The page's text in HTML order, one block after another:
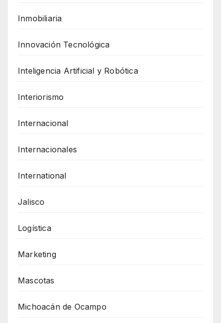
Inmobiliaria
Innovación Tecnológica
Inteligencia Artificial y Robótica
Interiorismo
Internacional
Internacionales
International
Jalisco
Logística
Marketing
Mascotas
Michoacán de Ocampo